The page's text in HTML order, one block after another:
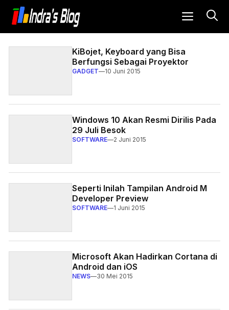
Langsung
isi Indra's Blog - Blog Berbagi MENU
KiBojet, Keyboard yang Bisa
Berfungsi Sebagai Proyektor
GADGET—10 Juni 2015
Windows 10 Akan Resmi Dirilis Pada
29 Juli Besok
SOFTWARE—2 Juni 2015
Seperti Inilah Tampilan Android M
Developer Preview
SOFTWARE—1 Juni 2015
Microsoft Akan Hadirkan Cortana di
Android dan iOS
NEWS—30 Mei 2015